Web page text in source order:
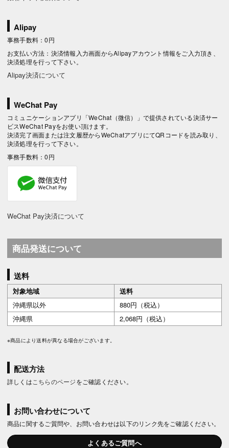
Alipay
事務手数料：0円
お支払い方法：決済情報入力画面からAlipayアカウント情報をご入力頂き、
決済処理を行って下さい。
Alipay決済について
WeChat Pay
コミュニケーションアプリ「WeChat（微信）」で提供されている決済サー
ビスWeChat Payをお使い頂けます。
決済完了画面または注文履歴からWeChatアプリにてQRコードを読み取り、
決済処理を行って下さい。
事務手数料：0円
WeChat Pay決済について
商品発送について
送料
対象地域
送料
沖縄県以外
880円（税込）
沖縄県
2,068円（税込）
※商品により送料が異なる場合がございます。
配送方法
詳しくはこちらのページをご確認ください。
お問い合わせについて
商品に関するご質問や、お問い合わせは以下のリンク先をご確認ください。
よくあるご質問へ